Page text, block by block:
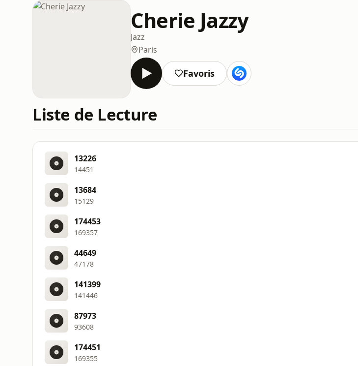
Cherie Jazzy
Jazz
Paris
Favoris
Liste de Lecture
13226
14451
13684
15129
174453
169357
44649
47178
141399
141446
87973
93608
174451
169355